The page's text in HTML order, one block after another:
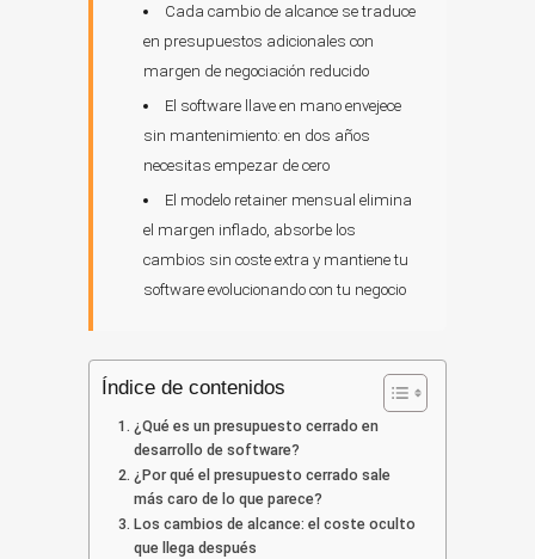
Cada cambio de alcance se traduce
en presupuestos adicionales con
margen de negociación reducido
El software llave en mano envejece
sin mantenimiento: en dos años
necesitas empezar de cero
El modelo retainer mensual elimina
el margen inflado, absorbe los
cambios sin coste extra y mantiene tu
software evolucionando con tu negocio
Índice de contenidos
¿Qué es un presupuesto cerrado en
desarrollo de software?
¿Por qué el presupuesto cerrado sale
más caro de lo que parece?
Los cambios de alcance: el coste oculto
que llega después